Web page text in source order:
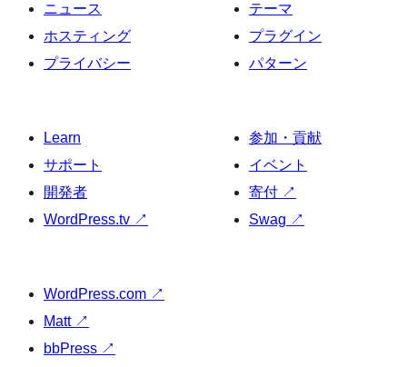
ニュース
ホスティング
プライバシー
テーマ
プラグイン
パターン
Learn
サポート
開発者
WordPress.tv ↗
参加・貢献
イベント
寄付 ↗
Swag ↗
WordPress.com ↗
Matt ↗
bbPress ↗